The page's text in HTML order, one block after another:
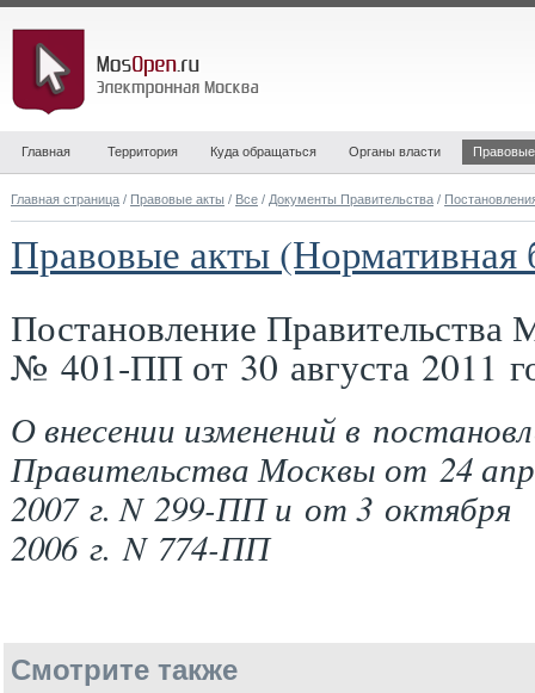
Главная Территория Куда обращаться Органы власти
Главная страница / Правовые акты / Все / Документы Правительства /
Правовые акты (Нормативная
Постановление Правительства
№ 401-ПП от 30 августа 2011
О внесении изменений в
Правительства Москвы от 24
2007 г. N 299-ПП и от 3 октября
2006 г. N 774-ПП
Смотрите также